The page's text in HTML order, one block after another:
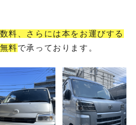
料、さらには本をお運びする
料で承っております。